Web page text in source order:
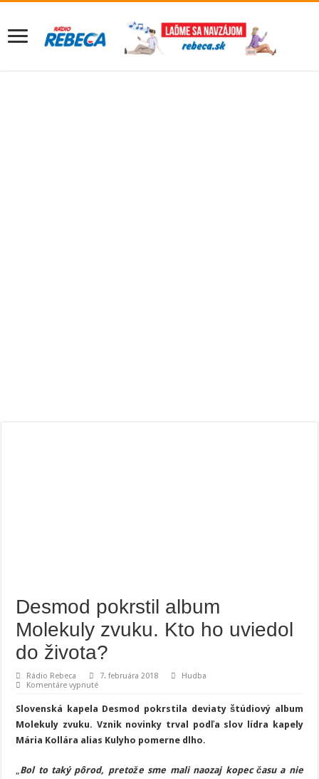
Desmod pokrstil album
Molekuly zvuku. Kto ho uviedol
do života?
Rádio Rebeca 7. februára 2018
Hudba
Komentáre vypnuténa
album
Molekuly
Kto
do
Slovenská kapela Desmod pokrstila deviaty štúdiový album
Molekuly zvuku. Vznik novinky trval podľa slov lídra kapely
Mária Kollára alias Kulyho pomerne dlho.
„Bol to taký pôrod, pretože sme mali naozaj kopec času a nie